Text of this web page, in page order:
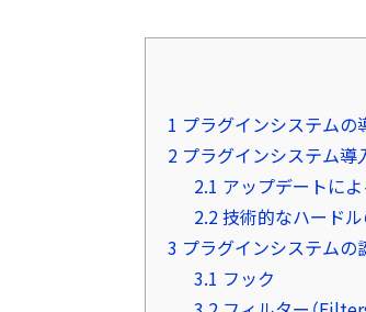
1 プラグインシステムの
2 プラグインシステム導
2.1 アップデートに
2.2技術的なハード
3 プラグインシステムの
3.1 フック